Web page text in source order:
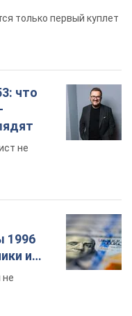
только первый куплет
что
не
1996
и
не